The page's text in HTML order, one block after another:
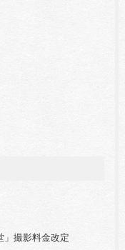
」撮影料金改定